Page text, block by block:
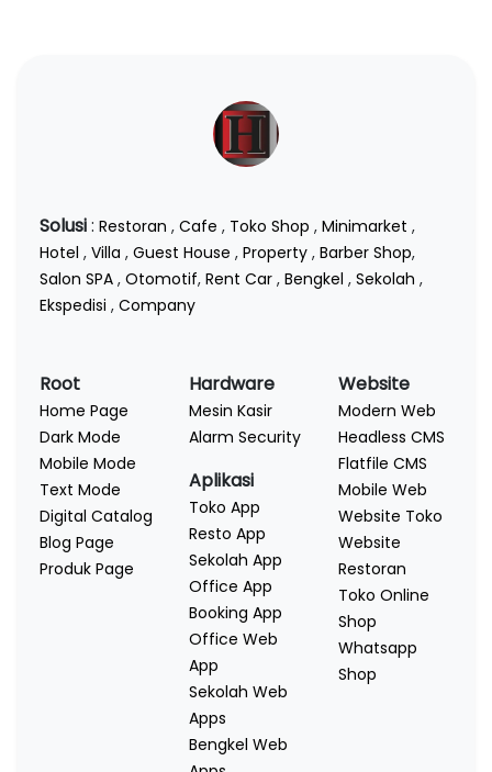
Solusi: Restoran , Cafe , Toko Shop , Minimarket ,
Hotel , Villa , Guest House , Property , Barber Shop,
Salon SPA , Otomotif, Rent Car , Bengkel , Sekolah ,
Ekspedisi , Company
Root
Home Page
Dark Mode
Mobile Mode
Text Mode
Digital Catalog
Blog Page
Produk Page
Hardware
Mesin Kasir
Alarm Security
Aplikasi
Toko App
Resto App
Sekolah App
Office App
Booking App
Office Web
App
Sekolah Web
Apps
Bengkel Web
Website
Modern Web
Headless CMS
Flatfile CMS
Mobile Web
Website Toko
Website
Restoran
Toko Online
Shop
Whatsapp
Shop